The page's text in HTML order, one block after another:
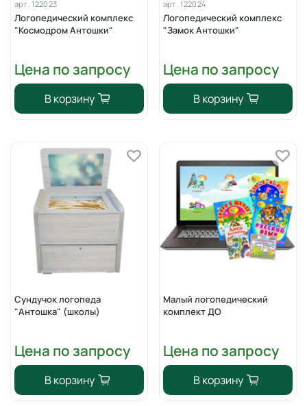
арт.122023
Логопедический комплекс
"Космодром Антошки"
Цена по запросу
В корзину
арт.122024
Логопедический комплекс
"Замок Антошки"
Цена по запросу
В корзину
Сундучок логопеда
"Антошка" (школы)
Цена по запросу
В корзину
Малый логопедический
комплект ДО
Цена по запросу
В корзину